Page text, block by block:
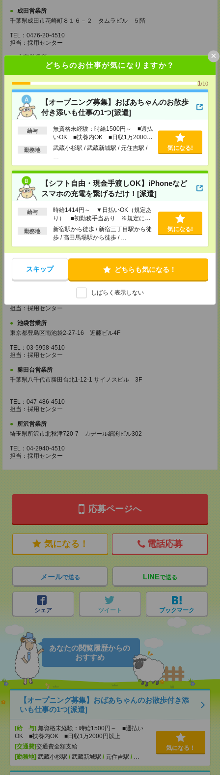
どちらのお仕事が気になりますか？
1/10
【オープニング募集】おばあちゃんのお散歩
付き添いも仕事の1つ[派遣]
給与
無資格未経験：時給1500円～ ■週払
いOK ■扶養内OK ■日収1万2000円
以上
勤務地
武蔵小杉駅 / 武蔵新城駅 / 元住吉駅 /
気になる!
【シフト自由・現金手渡しOK】iPhoneなど
スマホの充電を繋げるだけ！[派遣]
給与
時給1414円～ ▼日払いOK（規定あ
り） ■初勤務手当あり ※規定によ
る
勤務地
新宿駅から徒歩 / 新宿三丁目駅から徒
歩 / 高田馬場駅から徒歩 / …
気になる!
スキップ どちらも気になる！
しばらく表示しない
×
成田営業所
千葉県成田市花崎町８１６－２ タムラビル ５階
TEL：0476-20-4510
担当：採用センター
大宮営業所
埼玉県さいたま市大宮区桜木町2-8-3 阪デンタルビル5F
TEL：048-640-4520
担当：採用センター
東松山営業所
埼玉県松山市箭弓町1-6-1 ZONA1 3F
※川越営業所もあり…埼玉県川越市脇田本町11-1 川越シティービル6F
TEL：0493-21-4510
担当：採用センター
越谷営業所
担当：採用センター
錦糸町営業所
東京都墨田区江東橋４－１９－３ 錦糸町ミハマビル 3階
TEL：03-5669-4522
担当：採用センター
新宿営業所
新宿区西新宿1-8-1
新宿ビルディング5Ｆ
担当：採用センター
東京都立川市曙町2-31-15 日住金立川ビル3F
担当：採用センター
池袋営業所
東京都豊島区南池袋2-27-16 近藤ビル4F
TEL：03-5958-4510
担当：採用センター
勝田台営業所
千葉県八千代市勝田台北1-12-1 サイノスビル 3F
TEL：047-486-4510
担当：採用センター
所沢営業所
埼玉県所沢市北秋津720-7 カデール細渕ビル302
TEL：04-2940-4510
担当：採用センター
応募ページへ
気になる！ 電話応募
メールで送る LINEで送る
シェア ツイート ブックマーク
あなたの閲覧履歴からの
おすすめ
【オープニング募集】おばあちゃんのお散歩付き添
いも仕事の1つ[派遣]
[給 与] 無資格未経験：時給1500円～ ■週払い
OK ■扶養内OK ■日収1万2000円以上
[交通費]交通費全額支給
[勤務地] 武蔵小杉駅 / 武蔵新城駅 / 元住吉駅 / …
気になる！